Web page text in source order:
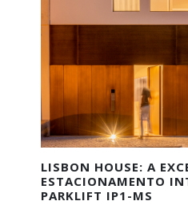
LISBON HOUSE: A
ESTACIONAMENTO
PARKLIFT IP1-MS